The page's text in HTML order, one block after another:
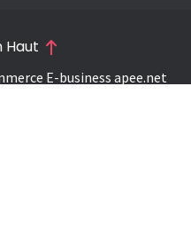
E-business apee.net
Haut